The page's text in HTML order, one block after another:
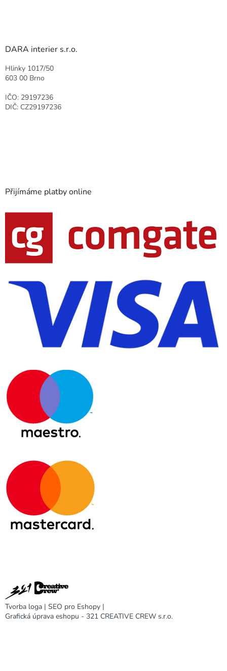
DARA interier s.r.o.
Hlinky 1017/50
603 00 Brno
IČO: 29197236
DIČ: CZ29197236
Přijímáme platby online
Tvorba loga | SEO pro Eshopy |
Grafická úprava eshopu - 321 CREATIVE CREW s.r.o.